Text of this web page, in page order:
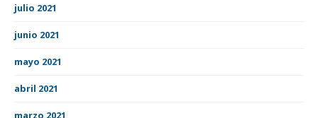
julio 2021
junio 2021
mayo 2021
abril 2021
marzo 2021